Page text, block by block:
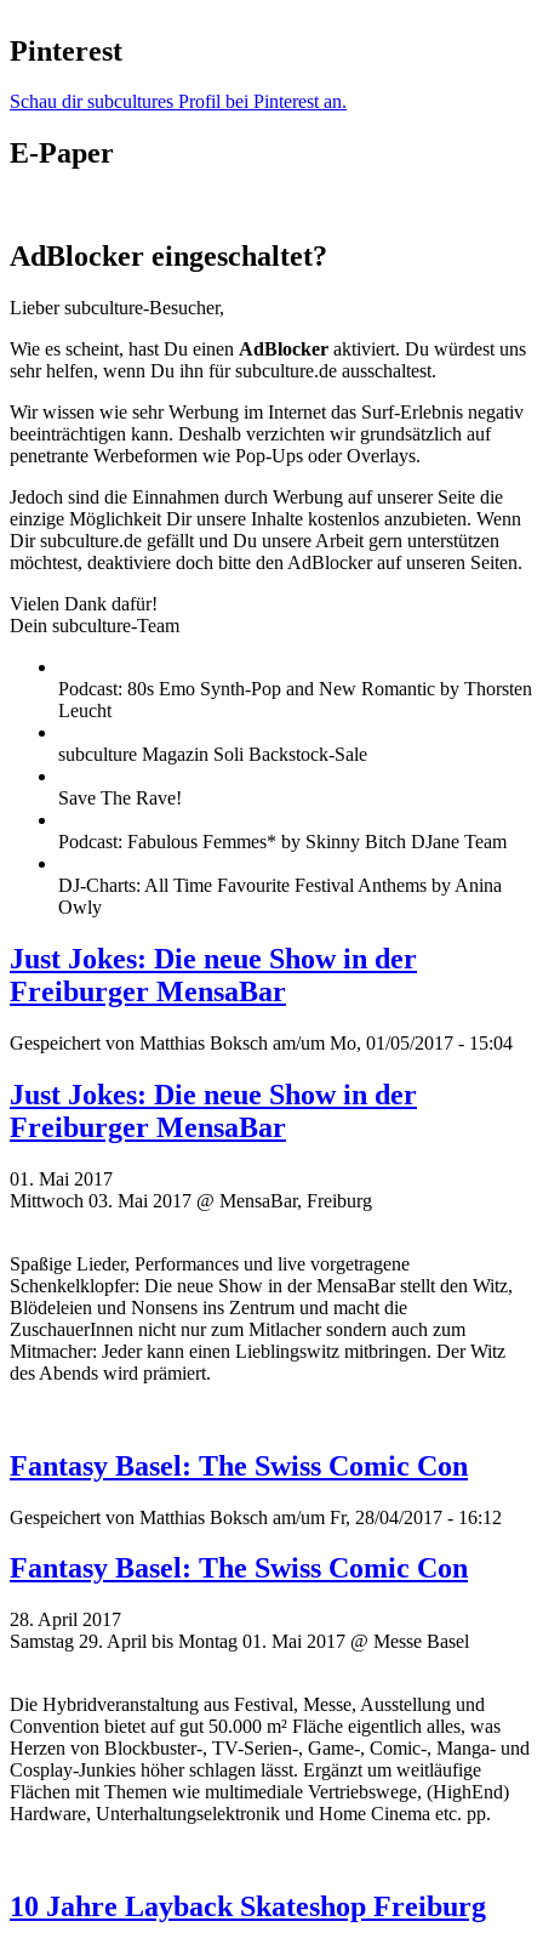
Pinterest
Schau dir subcultures Profil bei Pinterest an.
E-Paper
AdBlocker eingeschaltet?
Lieber subculture-Besucher,
Wie es scheint, hast Du einen AdBlocker aktiviert. Du würdest uns
sehr helfen, wenn Du ihn für subculture.de ausschaltest.
Wir wissen wie sehr Werbung im Internet das Surf-Erlebnis negativ
beeinträchtigen kann. Deshalb verzichten wir grundsätzlich auf
penetrante Werbeformen wie Pop-Ups oder Overlays.
Jedoch sind die Einnahmen durch Werbung auf unserer Seite die
einzige Möglichkeit Dir unsere Inhalte kostenlos anzubieten. Wenn
Dir subculture.de gefällt und Du unsere Arbeit gern unterstützen
möchtest, deaktiviere doch bitte den AdBlocker auf unseren Seiten.
Vielen Dank dafür!
Dein subculture-Team
Podcast: 80s Emo Synth-Pop and New Romantic by Thorsten
Leucht
subculture Magazin Soli Backstock-Sale
Save The Rave!
Podcast: Fabulous Femmes* by Skinny Bitch DJane Team
DJ-Charts: All Time Favourite Festival Anthems by Anina
Owly
Just Jokes: Die neue Show in der
Freiburger MensaBar
Gespeichert von Matthias Boksch am/um Mo, 01/05/2017 - 15:04
Just Jokes: Die neue Show in der
Freiburger MensaBar
01. Mai 2017
Mittwoch 03. Mai 2017 @ MensaBar, Freiburg
Spaßige Lieder, Performances und live vorgetragene
Schenkelklopfer: Die neue Show in der MensaBar stellt den Witz,
Blödeleien und Nonsens ins Zentrum und macht die
ZuschauerInnen nicht nur zum Mitlacher sondern auch zum
Mitmacher: Jeder kann einen Lieblingswitz mitbringen. Der Witz
des Abends wird prämiert.
Fantasy Basel: The Swiss Comic Con
Gespeichert von Matthias Boksch am/um Fr, 28/04/2017 - 16:12
Fantasy Basel: The Swiss Comic Con
28. April 2017
Samstag 29. April bis Montag 01. Mai 2017 @ Messe Basel
Die Hybridveranstaltung aus Festival, Messe, Ausstellung und
Convention bietet auf gut 50.000 m² Fläche eigentlich alles, was
Herzen von Blockbuster-, TV-Serien-, Game-, Comic-, Manga- und
Cosplay-Junkies höher schlagen lässt. Ergänzt um weitläufige
Flächen mit Themen wie multimediale Vertriebswege, (HighEnd)
Hardware, Unterhaltungselektronik und Home Cinema etc. pp.
10 Jahre Layback Skateshop Freiburg